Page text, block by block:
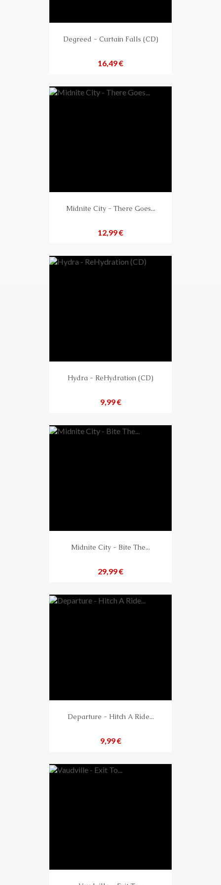
Degreed - Curtain Falls (CD)
Preis
16,49 €
Midnite City - There Goes...
Preis
12,99 €
Hydra - ReHydration (CD)
Preis
9,99 €
Midnite City - Bite The...
Preis
29,99 €
Departure - Hitch A Ride...
Preis
9,99 €